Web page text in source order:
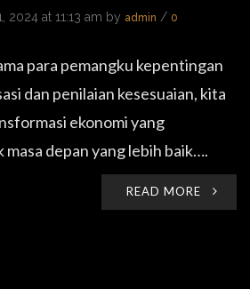
2024 at 11:13 am by admin / 0
para pemangku kepentingan
dan penilaian kesesuaian, kita
ekonomi yang
depan yang lebih baik….
READ MORE